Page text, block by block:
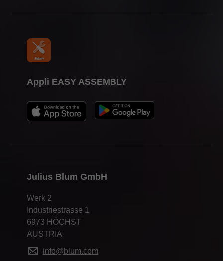
Julius Blum GmbH
Werk 2
Industriestrasse 1
6973 HÖCHST
AUSTRIA
info@blum.com
Appli EASY ASSEMBLY